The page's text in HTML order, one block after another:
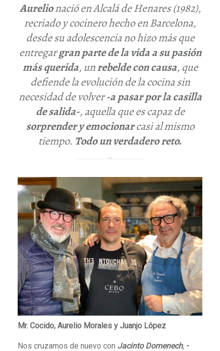
Aurelionació en Alcalá de Henares(1982),
recriado y cocinero hecho en Barcelona,
desde su adolescencia no hizo más que
entregargran parte de la vida a su pasión
más querida, unrebelde con causa, que
defiende la evolución de la cocina sin
necesidad de volver-a pasar por la casilla
de salida-, aquella que es capaz de
sorprender y emocionarcasi al mismo
tiempo. Todo un verdadero reto.
Mr. Cocido, Aurelio Morales y Juanjo López
Nos cruzamos de nuevo con Jacinto Domenech, -